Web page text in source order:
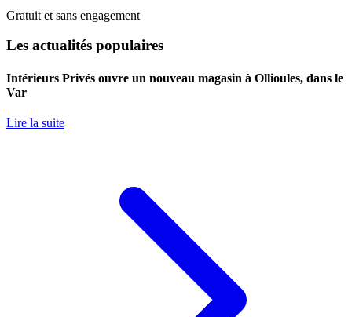
Gratuit et sans engagement
Les actualités populaires
Intérieurs Privés ouvre un nouveau magasin à Ollioules, dans le
Var
Lire la suite